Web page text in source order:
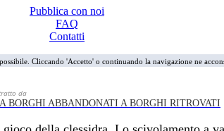
Pubblica con noi
FAQ
Contatti
Cliccando 'Accetto' o continuando la navigazione ne
da
BORGHI ABBANDONATI A BORGHI RITROVATI